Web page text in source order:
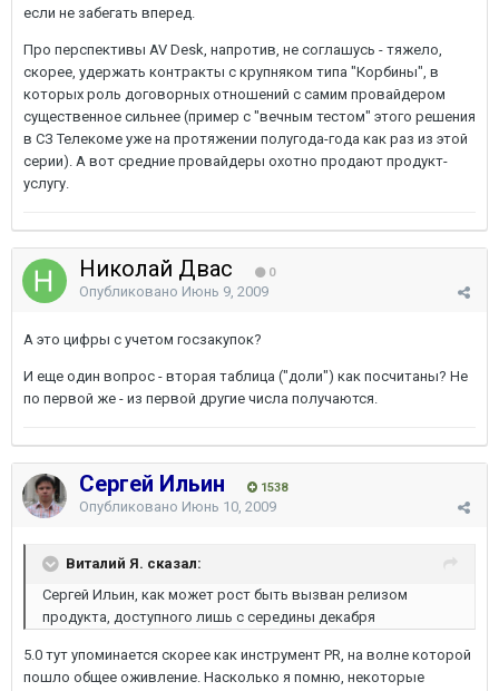
если не забегать вперед.
Про перспективы AV Desk, напротив, не соглашусь - тяжело,
скорее, удержать контракты с крупняком типа "Корбины", в
которых роль договорных отношений с самим провайдером
существенное сильнее (пример с "вечным тестом" этого решения
в СЗ Телекоме уже на протяжении полугода-года как раз из этой
серии). А вот средние провайдеры охотно продают продукт-
услугу.
Николай Двас 0
Опубликовано Июнь 9, 2009
А это цифры с учетом госзакупок?
И еще один вопрос - вторая таблица ("доли") как посчитаны? Не
по первой же - из первой другие числа получаются.
Сергей Ильин 1538
Опубликовано Июнь 10, 2009
Виталий Я. сказал:
Сергей Ильин, как может рост быть вызван релизом
продукта, доступного лишь с середины декабря
5.0 тут упоминается скорее как инструмент PR, на волне которой
пошло общее оживление. Насколько я помню, некоторые